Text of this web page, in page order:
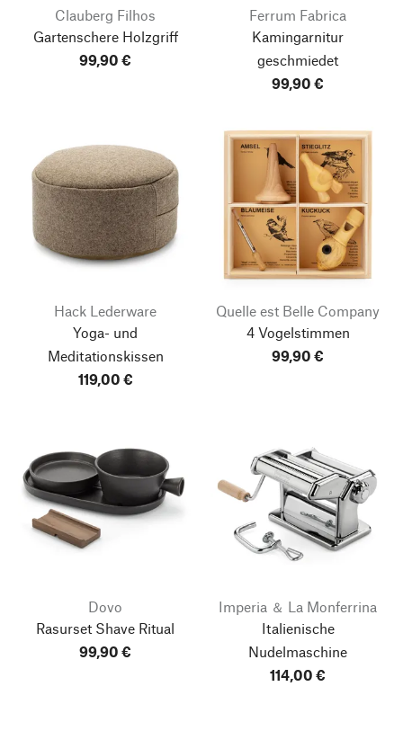
Clauberg Filhos
Gartenschere Holzgriff
99,90 €
Ferrum Fabrica
Kamingarnitur
geschmiedet
99,90 €
Hack Lederware
Yoga- und
Meditationskissen
119,00 €
Quelle est Belle Company
4 Vogelstimmen
99,90 €
Dovo
Rasurset Shave Ritual
99,90 €
Imperia ＆ La Monferrina
Italienische
Nudelmaschine
114,00 €